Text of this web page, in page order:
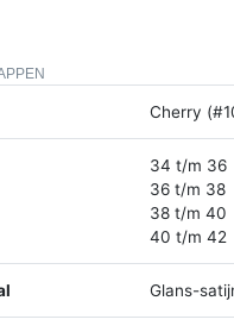
Cherry
34 t/m 36
36 t/m 38
38 t/m 40
40 t/m 42
Glans-